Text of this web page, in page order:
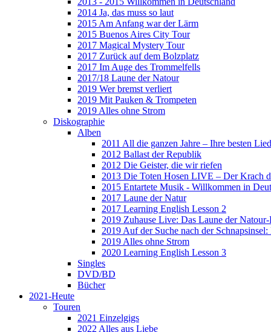
2014 Ja, das muss so laut
2015 Am Anfang war der Lärm
2015 Buenos Aires City Tour
2017 Magical Mystery Tour
2017 Zurück auf dem Bolzplatz
2017 Im Auge des Trommelfells
2017/18 Laune der Natour
2019 Wer bremst verliert
2019 Mit Pauken & Trompeten
2019 Alles ohne Strom
Diskographie
Alben
2011 All die ganzen Jahre – Ihre besten
2012 Ballast der Republik
2012 Die Geister, die wir riefen
2013 Die Toten Hosen LIVE – Der Krach
2015 Entartete Musik - Willkommen in
2017 Laune der Natur
2017 Learning English Lesson 2
2019 Zuhause Live: Das Laune der
2019 Auf der Suche nach der
2019 Alles ohne Strom
2020 Learning English Lesson 3
Singles
DVD/BD
Bücher
2021-Heute
Touren
2021 Einzelgigs
2022 Alles aus Liebe